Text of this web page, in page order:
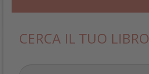
CERCA IL TUO LIBRO